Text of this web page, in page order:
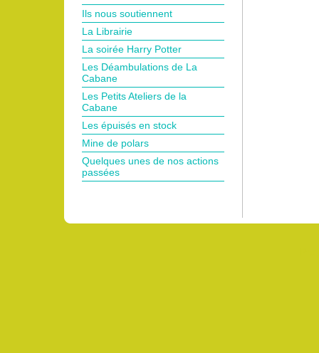
Ils nous soutiennent
La Librairie
La soirée Harry Potter
Les Déambulations de La
Cabane
Les Petits Ateliers de la
Cabane
Les épuisés en stock
Mine de polars
Quelques unes de nos actions
passées